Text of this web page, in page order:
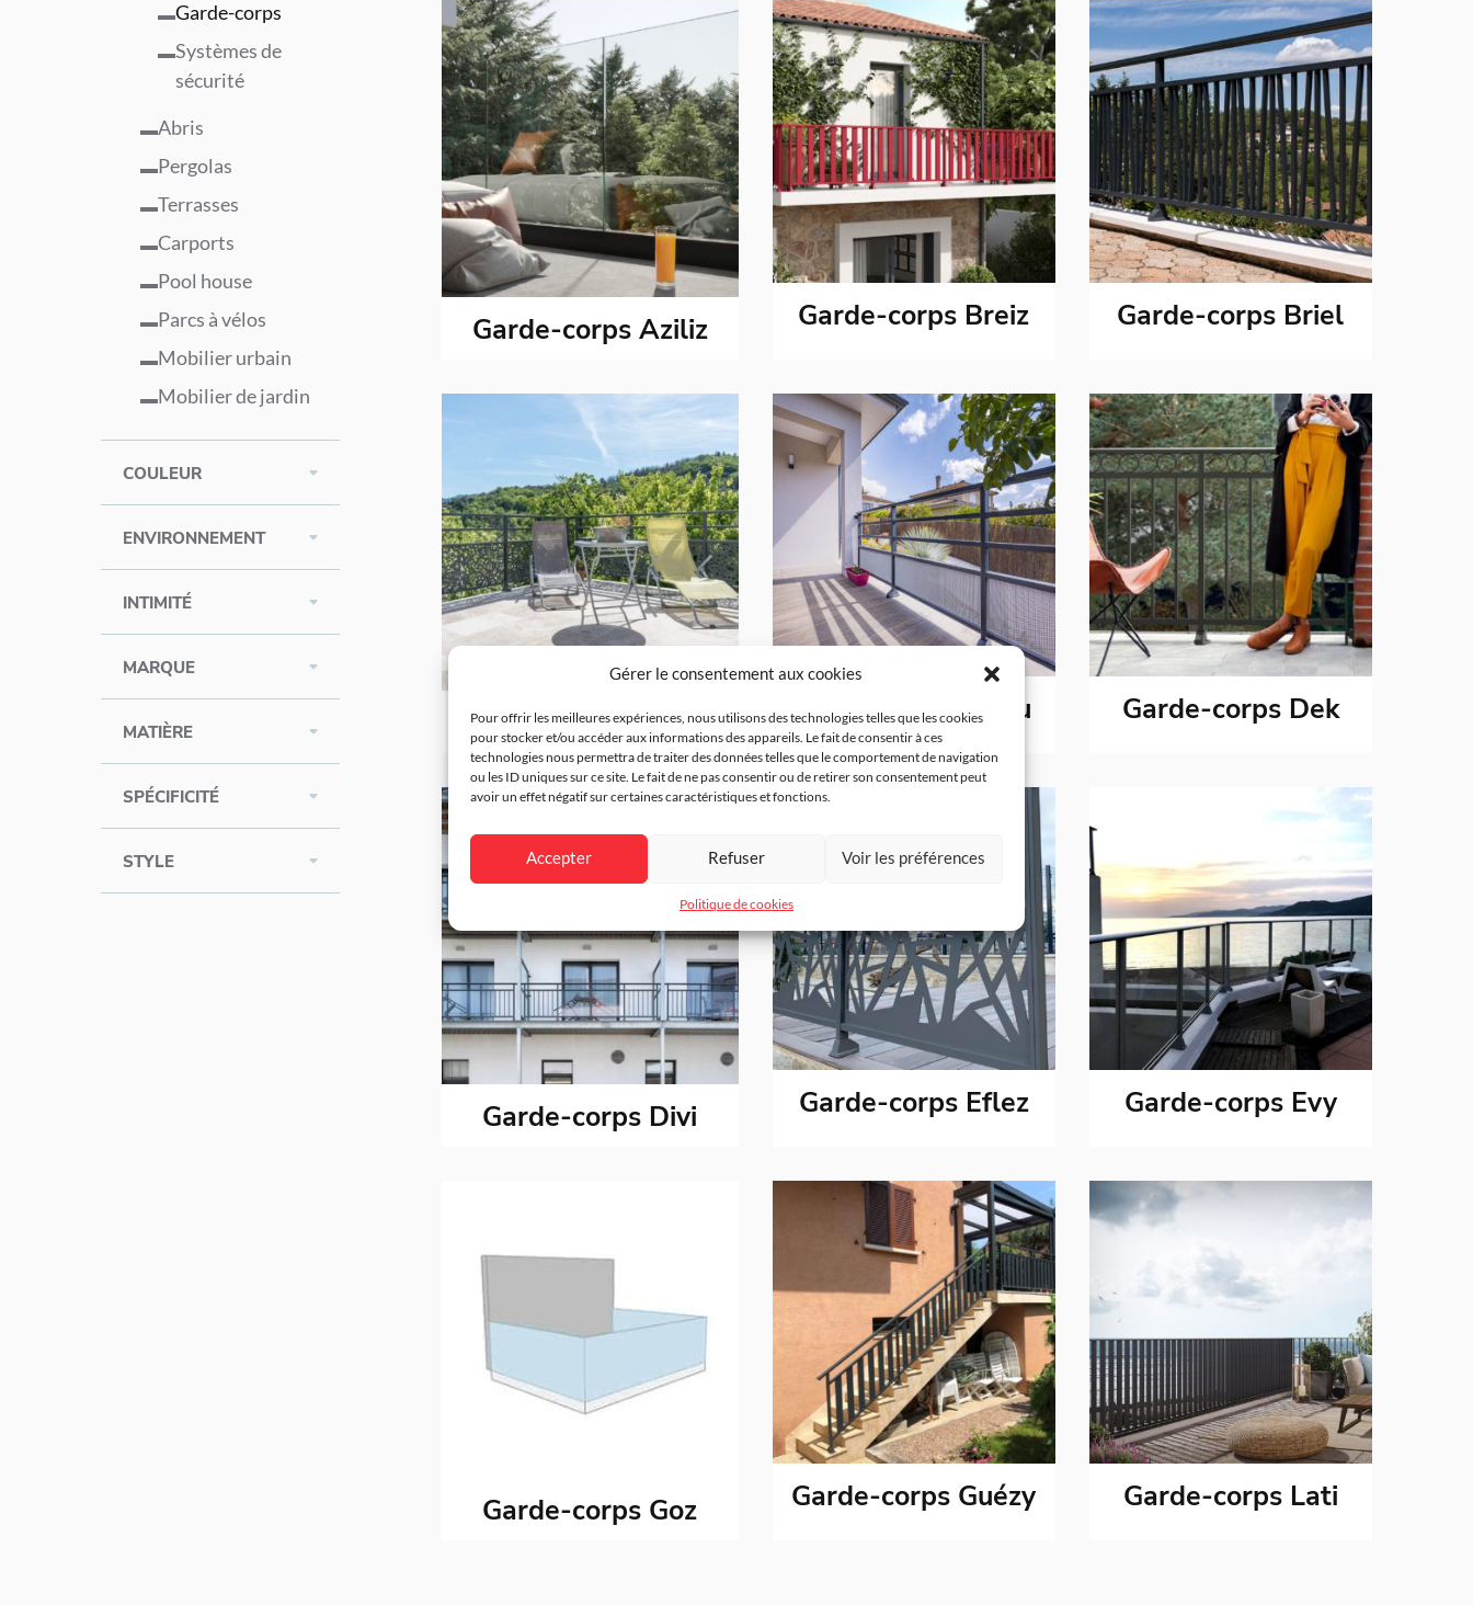
Gérer le consentement aux cookies
Pour offrir les meilleures expériences, nous utilisons des technologies telles que les cookies
pour stocker et/ou accéder aux informations des appareils. Le fait de consentir à ces
technologies nous permettra de traiter des données telles que le comportement de navigation
ou les ID uniques sur ce site. Le fait de ne pas consentir ou de retirer son consentement peut
avoir un effet négatif sur certaines caractéristiques et fonctions.
Accepter Refuser Voir les préférences
Politique de cookies
Garde-corps
Systèmes de
sécurité
Abris
Pergolas
Terrasses
Carports
Pool house
Parcs à vélos
Mobilier urbain
Mobilier de jardin
COULEUR
ENVIRONNEMENT
INTIMITÉ
MARQUE
MATIÈRE
SPÉCIFICITÉ
STYLE
Garde-corps Aziliz Garde-corps Breiz Garde-corps Briel
Garde-corps Brini Garde-corps Dahu Garde-corps Dek
Garde-corps Divi Garde-corps Eflez Garde-corps Evy
Garde-corps Goz Garde-corps Guézy Garde-corps Lati